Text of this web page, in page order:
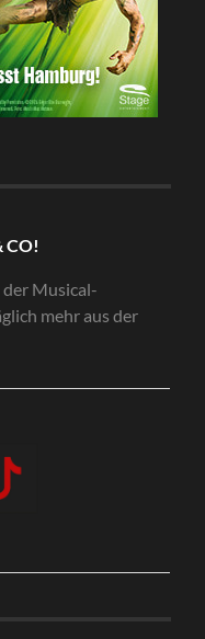
CO!
der Musical-
mehr aus der